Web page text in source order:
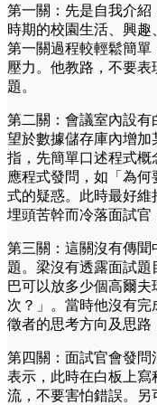
第一關：先是自我介
時期的校園生活、興
第一關過程較輕鬆簡
壓力。他教路，不要
題。
第二關：會議室內設
望於數據儲存庫內增
指，先簡單口述程式
應程式發問，如「為
式的疑惑。此時最好
埋頭苦幹而冷落面試官
第三關：這關沒有傳聞
題。梁沒有透露面試
巴可以放多少個高爾
次？」。當時他沒有
徵者的思考方向及思路
第四關：面試官會發
表示，此時在白板上
流，不要害怕錯誤。另